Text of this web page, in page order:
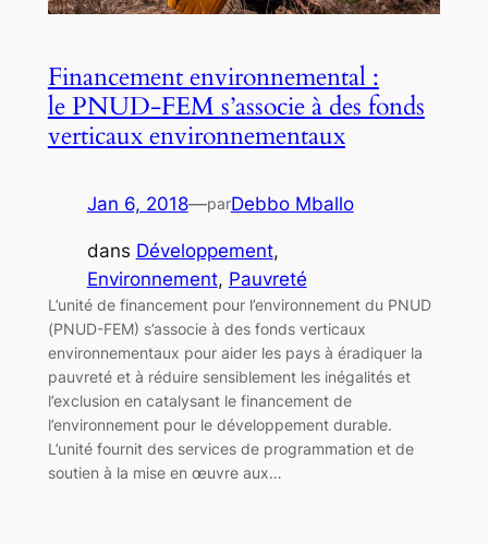
Financement environnemental :
le PNUD-FEM s’associe à des fonds
verticaux environnementaux
Jan 6, 2018—parDebbo Mballo
dans Développement
Environnement, Pauvreté
L’unité de financement pour l’environnement du PNUD
(PNUD-FEM) s’associe à des fonds verticaux
environnementaux pour aider les pays à éradiquer la
pauvreté et à réduire sensiblement les inégalités et
l’exclusion en catalysant le financement de
l’environnement pour le développement durable.
L’unité fournit des services de programmation et de
soutien à la mise en œuvre aux…